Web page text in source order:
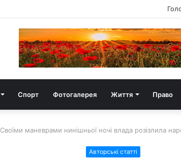
Спорт Фотогалерея Життя Право
Своїми маневрами нинішньої ночі влада розізлила
Авторські статті